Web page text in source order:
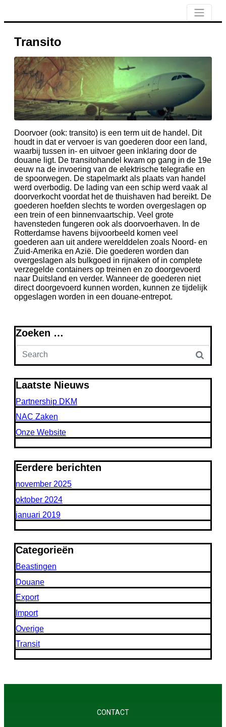
Transito
Doorvoer (ook: transito) is een term uit de handel. Dit
houdt in dat er vervoer is van goederen door een land,
waarbij tussen in- en uitvoer geen inklaring door de
douane ligt. De transitohandel kwam op gang in de 19e
eeuw na de invoering van de elektrische telegrafie en
de spoorwegen. De stapelmarkt als plaats van handel
werd overbodig. De lading van een schip werd vaak al
doorverkocht voordat het de thuishaven had bereikt. De
goederen hoefden slechts te worden overgeslagen op
een trein of een binnenvaartschip. Veel grote
havensteden fungeren ook als doorvoerhaven. In de
Rotterdamse havens bijvoorbeeld komen veel
goederen aan uit andere werelddelen zoals Noord- en
Zuid-Amerika en Azië. Die goederen worden dan
overgeslagen als bulkgoed in rijnaken of in complete
verzegelde containers op treinen en zo doorgevoerd
naar Duitsland en verder. Wanneer de goederen niet
direct doorgevoerd kunnen worden, kunnen ze tijdelijk
opgeslagen worden in een douane-entrepot.
Zoeken …
Laatste Nieuws
Partnership DKM
NAC Zaken
Onze Website
Eerdere berichten
november 2025
oktober 2024
januari 2019
Categorieën
Beastingen
Douane
Export
Import
Overige
Transit
CONTACT